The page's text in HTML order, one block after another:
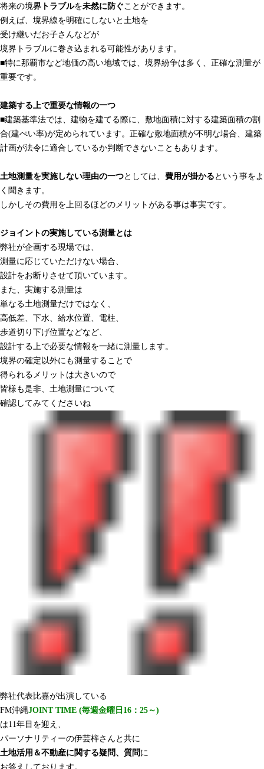
将来の境界トラブルを未然に防ぐ ことができます。
例えば、境界線を明確にしないと土地を
受け継いだお子さんなどが
境界トラブルに巻き込まれる可能性があります。
■特に那覇市など地価の高い地域では、境界紛争は多く、正確な測量が
重要です。
建築する上で重要な情報の一つ
■建築基準法では、建物を建てる際に、敷地面積に対する建築面積の割
合(建ぺい率)が定められています。正確な敷地面積が不明な場合、建築
計画が法令に適合しているか判断できないこともあります。
土地測量を実施しない理由の一つとしては、 費用が掛かる という事をよ
く聞きます。
しかしその費用を上回るほどのメリットがある事は事実です。
ジョイントの実施している測量とは
弊社が企画する現場では、
測量に応じていただけない場合、
設計をお断りさせて頂いています。
また、実施する測量は
単なる土地測量だけではなく、
高低差、下水、給水位置、電柱、
歩道切り下げ位置などなど、
設計する上で必要な情報を一緒に測量します。
境界の確定以外にも測量することで
得られるメリットは大きいので
皆様も是非、土地測量について
確認してみてくださいね
弊社代表比嘉が出演している
FM沖縄JOINT TIME (毎週金曜日16：25～)
は11年目を迎え、
パーソナリティーの伊芸梓さんと共に
土地活用＆不動産に関する疑問、質問 に
お答えしております。